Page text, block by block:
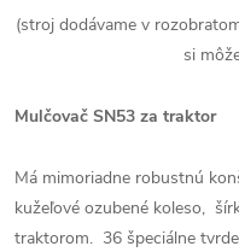
(stroj dodávame v
si
Mulčovač SN53 za traktor
Má mimoriadne robustnú
kužeľové ozubené koleso,
traktorom. 36 špeciálne